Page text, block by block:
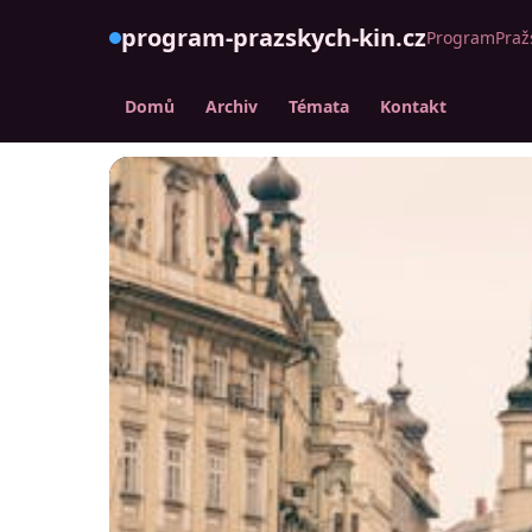
program-prazskych-kin.cz
Domů Archiv Témata Kontakt